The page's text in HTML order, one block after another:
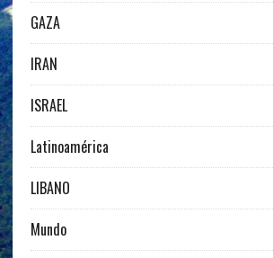
GAZA
IRAN
ISRAEL
Latinoamérica
LIBANO
Mundo